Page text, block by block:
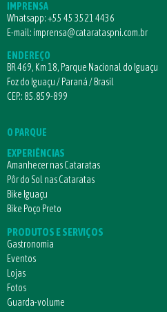
IMPRENSA
Whatsapp:+55 45 3521 4436
E-mail: imprensa@catarataspni.com.br
ENDEREÇO
BR 469, Km 18, Parque Nacional do Iguaçu
Foz do Iguaçu / Paraná / Brasil
CEP.: 85.859-899
O PARQUE
EXPERIÊNCIAS
Amanhecer nas Cataratas
Pôr do Sol nas Cataratas
Bike Iguaçu
Bike Poço Preto
PRODUTOS E SERVIÇOS
Gastronomia
Eventos
Lojas
Fotos
Guarda-volume